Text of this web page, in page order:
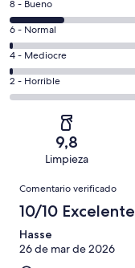
de
un
total
de
79
con
puntuación
13
comentarios
de
un
total
de
puntuación
8 - Bueno
1
comentarios
de
un
total
puntuación
Normal
6 - Normal
1
comentarios
de
una
puntuación
4 - Mediocre
0
comentarios
79
una
puntuación
de
2 - Horrible
9,8
Limpieza
Comentarios
Comentario verificado
10/10 Excelente
Hasse
26 de mar de 2026